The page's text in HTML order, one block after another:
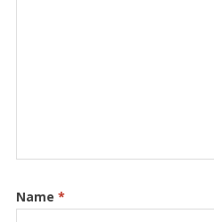
Name *